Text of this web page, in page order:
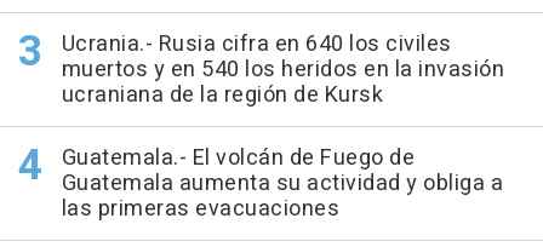
Ucrania.- Rusia cifra en 640 los civiles
muertos y en 540 los heridos en la invasión
ucraniana de la región de Kursk
Guatemala.- El volcán de Fuego de
Guatemala aumenta su actividad y obliga a
las primeras evacuaciones